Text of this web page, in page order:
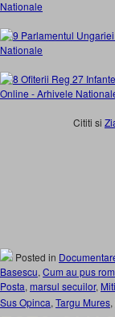
Cititi si
Posted in
Basescu, Cum au pus
Posta, marsul secuilor,
Sus Opinca, Targu Mures,